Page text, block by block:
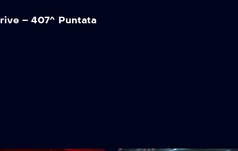
– 407^ Puntata